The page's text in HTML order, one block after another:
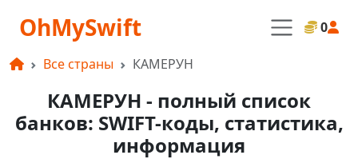
OhMySwift 0
Все страны КАМЕРУН
КАМЕРУН - полный список
банков: SWIFT-коды, статистика,
информация